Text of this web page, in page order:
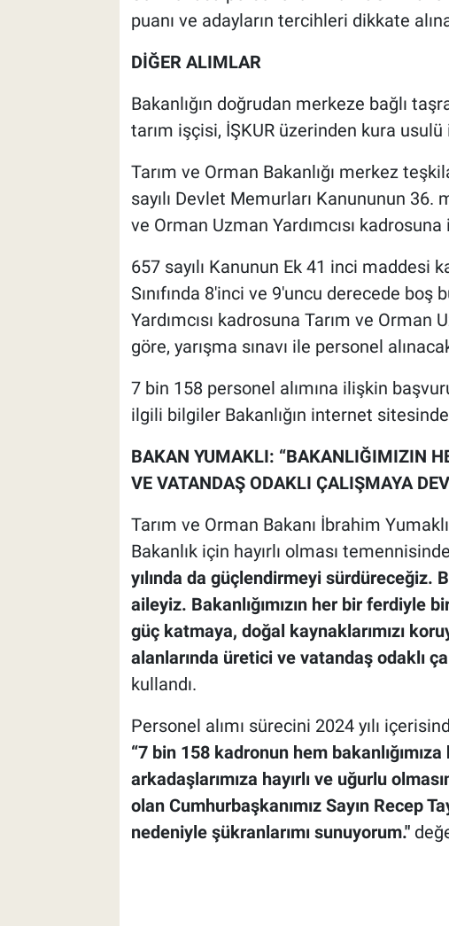
puanı ve adayların tercihleri dikkate
DİĞER ALIMLAR
Bakanlığın doğrudan merkeze bağlı
tarım işçisi, İŞKUR üzerinden kura
Tarım ve Orman Bakanlığı merkez
sayılı Devlet Memurları Kanununun 36.
ve Orman Uzman Yardımcısı
657 sayılı Kanunun Ek 41 inci maddesi
Sınıfında 8'inci ve 9'uncu derecede boş
Yardımcısı kadrosuna Tarım ve Orman
göre, yarışma sınavı ile personel
7 bin 158 personel alımına ilişkin
ilgili bilgiler Bakanlığın internet
BAKAN YUMAKLI: “BAKANLIĞIMIZIN
VE VATANDAŞ ODAKLI ÇALIŞMAYA
Tarım ve Orman Bakanı İbrahim
Bakanlık için hayırlı olması
yılında da güçlendirmeyi sürdüreceğiz.
aileyiz. Bakanlığımızın her bir ferdiyle
güç katmaya, doğal kaynaklarımızı
alanlarında üretici ve vatandaş odaklı
kullandı.
Personel alımı sürecini 2024 yılı
“7 bin 158 kadronun hem
arkadaşlarımıza hayırlı ve uğurlu
olan Cumhurbaşkanımız Sayın Recep
nedeniyle şükranlarımı sunuyorum."